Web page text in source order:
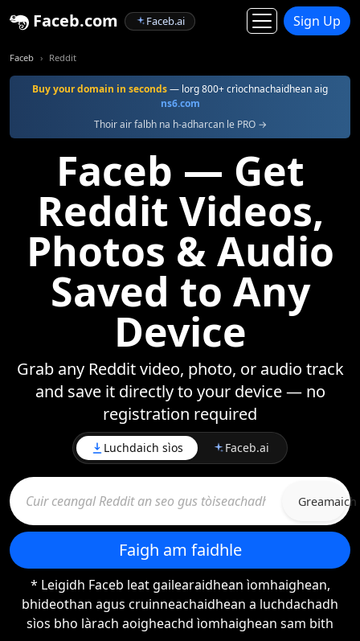
Faceb.com Faceb.ai Sign Up
Faceb Reddit
Buy your domain in seconds— lorg 800+ crìochnachaidhean aig
ns6.com
Thoir air falbh na h-adharcan le PRO →
Faceb — Get
Reddit Videos,
Photos & Audio
Saved to Any
Device
Grab any Reddit video, photo, or audio track
and save it directly to your device — no
registration required
Luchdaich sìos Faceb.ai
Greamaich
Faigh am faidhle
* Leigidh Faceb leat gailearaidhean ìomhaighean,
bhideothan agus cruinneachaidhean a luchdachadh
sìos bho làrach aoigheachd ìomhaighean sam bith